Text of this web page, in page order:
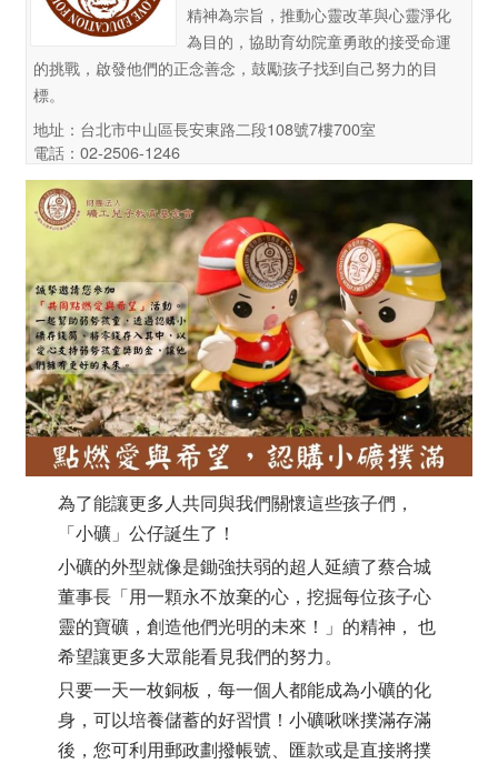
精神為宗旨，推動心靈改革與心靈淨化
為目的，協助育幼院童勇敢的接受命運
的挑戰，啟發他們的正念善念，鼓勵孩子找到自己努力的目
標。
地址：台北市中山區長安東路二段108號7樓700室
電話：02-2506-1246
為了能讓更多人共同與我們關懷這些孩子們，
「小礦」公仔誕生了！
小礦的外型就像是鋤強扶弱的超人延續了蔡合城
董事長「用一顆永不放棄的心，挖掘每位孩子心
靈的寶礦，創造他們光明的未來！」的精神， 也
希望讓更多大眾能看見我們的努力。
只要一天一枚銅板，每一個人都能成為小礦的化
身，可以培養儲蓄的好習慣！小礦啾咪撲滿存滿
後，您可利用郵政劃撥帳號、匯款或是直接將撲